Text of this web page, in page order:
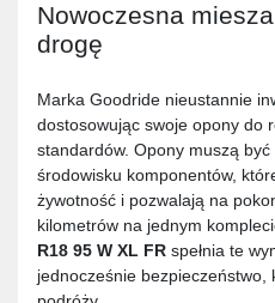
Nowoczesna
drogę
Marka Goodride nieustannie
dostosowując swoje opony do
standardów. Opony muszą
środowisku komponentów,
żywotność i pozwalają na
kilometrów na jednym
R18 95 W XL FR spełnia te
jednocześnie